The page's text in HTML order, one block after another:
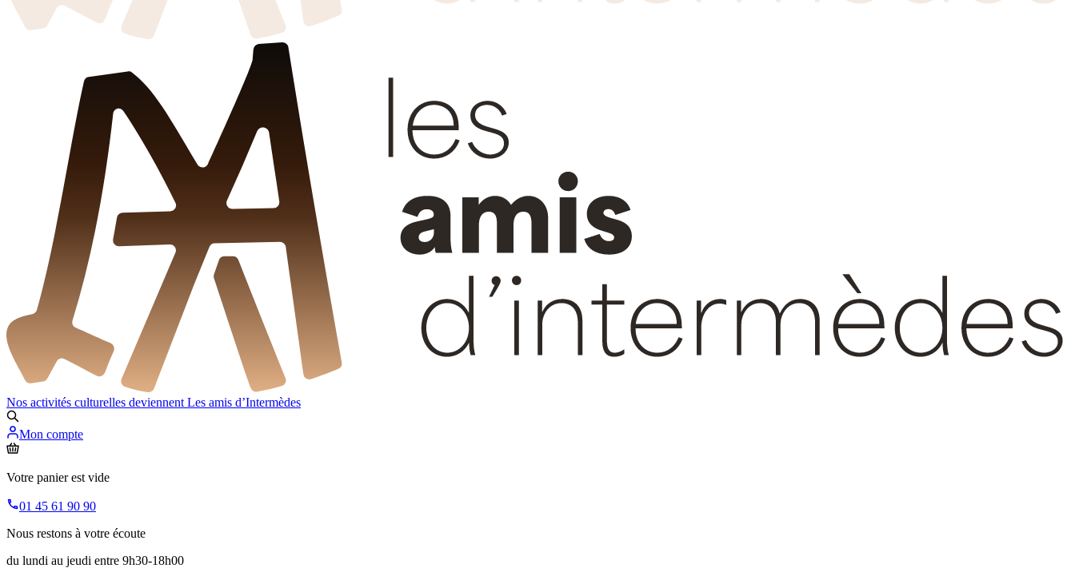
Nos activités culturelles deviennent Les amis d’Intermèdes
Mon compte
Votre panier est vide
01 45 61 90 90
Nous restons à votre écoute
du lundi au jeudi entre 9h30-18h00